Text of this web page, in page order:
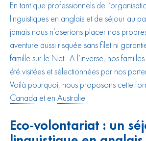
En tant que professionnels de
linguistiques en anglais et de séjour au
jamais nous n’oserions placer nos
aventure aussi risquée sans filet ni
famille sur le Net. A l’inverse, nos
été visitées et sélectionnées par nos
Voilà pourquoi, nous proposons cette
Canada et en Australie.
Eco-volontariat : un